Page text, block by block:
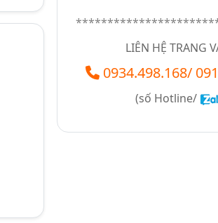
LIÊN HỆ TRANG
0934.498.168/
(số Hotline/